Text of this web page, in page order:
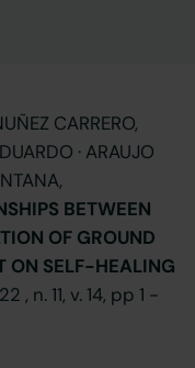
CARRERO,
· ARAUJO
BETWEEN
OF GROUND
ON SELF-HEALING
, n. 11, v. 14, pp 1 -